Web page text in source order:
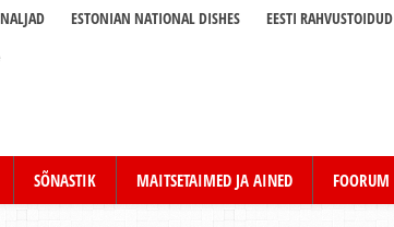
NALJAD ESTONIAN NATIONAL DISHES EESTI RAHVUSTOIDUD
SÕNASTIK MAITSETAIMED JA AINED FOORUM